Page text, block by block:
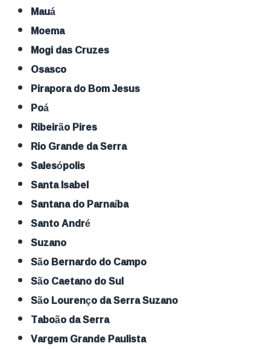
Mauá
Moema
Mogi das Cruzes
Osasco
Pirapora do Bom Jesus
Poá
Ribeirão Pires
Rio Grande da Serra
Salesópolis
Santa Isabel
Santana do Parnaíba
Santo André
Suzano
São Bernardo do Campo
São Caetano do Sul
São Lourenço da Serra Suzano
Taboão da Serra
Vargem Grande Paulista